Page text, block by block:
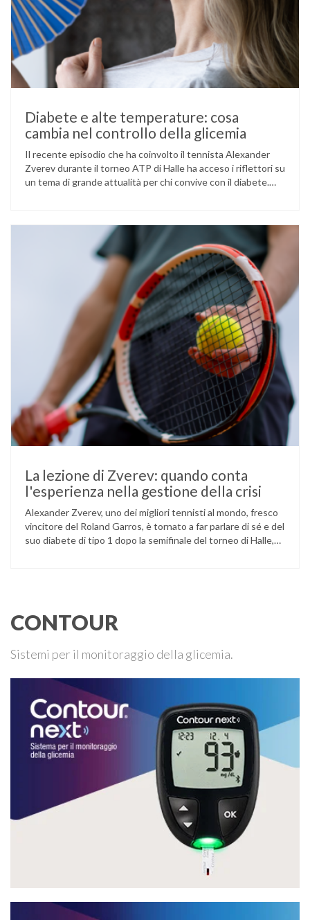
Diabete e alte temperature: cosa
cambia nel controllo della glicemia
Il recente episodio che ha coinvolto il tennista Alexander
Zverev durante il torneo ATP di Halle ha acceso i riflettori su
un tema di grande attualità per chi convive con il diabete.
glucosio lo aveva portato …
La lezione di Zverev: quando conta
l'esperienza nella gestione della crisi
Alexander Zverev, uno dei migliori tennisti al mondo, fresco
vincitore del Roland Garros, è tornato a far parlare di sé e del
suo diabete di tipo 1 dopo la semifinale del torneo di Halle,
CONTOUR
Sistemi per il monitoraggio della glicemia.